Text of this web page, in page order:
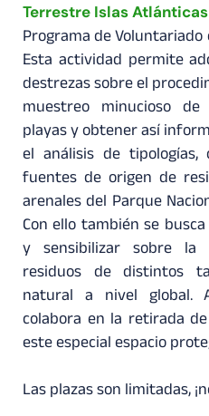
Terrestre Islas
Programa de Voluntariado
Esta actividad permite
destrezas sobre el
muestreo minucioso
playas y obtener así
el análisis de tipologías,
fuentes de origen de
arenales del Parque
Con ello también se
y sensibilizar sobre la
residuos de distintos
natural a nivel global.
colabora en la retirada
este especial espacio
Las plazas son limitadas,